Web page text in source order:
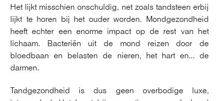
Het lijkt misschien onschuldig, net zoals tandsteen erbij
lijkt te horen bij het ouder worden. Mondgezondheid
heeft echter een enorme impact op de rest van het
lichaam. Bacteriën uit de mond reizen door de
bloedbaan en belasten de nieren, het hart en... de
darmen.
Tandgezondheid is dus geen overbodige luxe,